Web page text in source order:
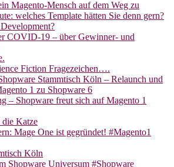
Magento-Mensch auf dem Weg zu
welches Template hätten Sie denn gern?
COVID-19 – über Gewinner- und
Fiction Fragezeichen….
Stammtisch Köln – Relaunch und
1 zu Shopware 6
– Shopware freut sich auf Magento 1
die Katze
Mage One ist gegründet! #Magento1
Köln
Shopware Universum #Shopware